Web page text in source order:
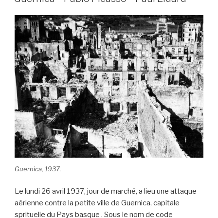
b
o
o
k
et er
Guernica, 1937.
Le lundi 26 avril 1937, jour de marché, a lieu une attaque
aérienne contre la petite ville de Guernica, capitale
sprituelle du Pays basque . Sous le nom de code